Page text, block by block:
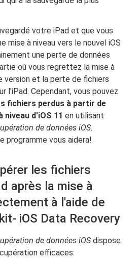
votre iPad et que vous
mise à niveau vers le nouvel iOS
une perte de données
où vous regrettez la mise à
version et la perte de fichiers
l'iPad. Cependant, vous pouvez
fichiers perdus à partir de
niveau d'iOS 11 en utilisant
de données iOS.
programme vous aidera!
les fichiers
après la mise à
à l'aide de
iOS Data Recovery
de données iOSdispose
efficaces: